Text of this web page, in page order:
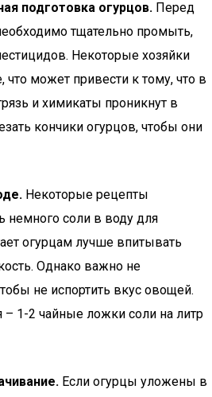
подготовка огурцов. Перед
тщательно промыть,
Некоторые хозяйки
что может привести к тому, что в
и химикаты проникнут в
кончики огурцов, чтобы они
Некоторые рецепты
немного соли в воду для
огурцам лучше впитывать
Однако важно не
не испортить вкус овощей.
– 1-2 чайные ложки соли на литр
Если огурцы уложены в